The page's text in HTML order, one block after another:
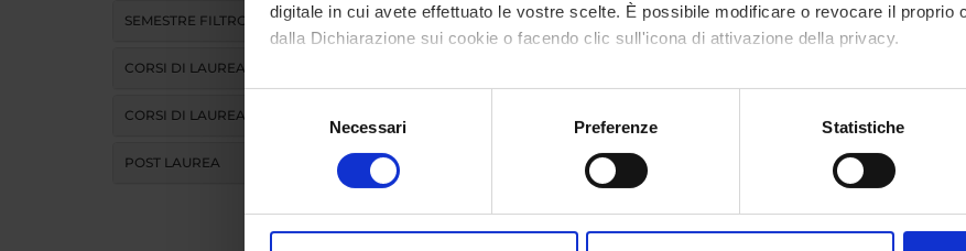
digitale in cui avete effettuato le vostre scelte. È possibile modificare o revocare il proprio
dalla Dichiarazione sui cookie o facendo clic sull'icona di attivazione della privacy.
Con il tuo consenso, vorremmo anche:
raccogliere informazioni sulla tua posizione geografica, con un'approssimazione di
digitali).
modificare o ritirare il tuo consenso in qualsiasi momento dalla Dichiarazione sui cookie.
Necessari Preferenze Statistiche
SEMESTRE FILTRO
CORSI DI LAUREA
CORSI DI LAUREA MAGISTRALE
POST LAUREA